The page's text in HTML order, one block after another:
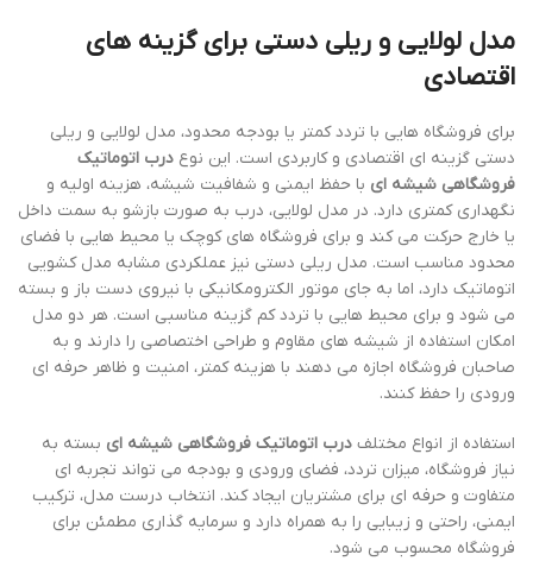
مدل لولایی و ریلی دستی برای گزینه های
اقتصادی
برای فروشگاه هایی با تردد کمتر یا بودجه محدود، مدل لولایی و ریلی
دستی گزینه ای اقتصادی و کاربردی است. این نوع درب اتوماتیک
فروشگاهی شیشه ای با حفظ ایمنی و شفافیت شیشه، هزینه اولیه و
نگهداری کمتری دارد. در مدل لولایی، درب به صورت بازشو به سمت داخل
یا خارج حرکت می کند و برای فروشگاه های کوچک یا محیط هایی با فضای
محدود مناسب است. مدل ریلی دستی نیز عملکردی مشابه مدل کشویی
اتوماتیک دارد، اما به جای موتور الکترومکانیکی با نیروی دست باز و بسته
می شود و برای محیط هایی با تردد کم گزینه مناسبی است. هر دو مدل
امکان استفاده از شیشه های مقاوم و طراحی اختصاصی را دارند و به
صاحبان فروشگاه اجازه می دهند با هزینه کمتر، امنیت و ظاهر حرفه ای
ورودی را حفظ کنند.
استفاده از انواع مختلف درب اتوماتیک فروشگاهی شیشه ای بسته به
نیاز فروشگاه، میزان تردد، فضای ورودی و بودجه می تواند تجربه ای
متفاوت و حرفه ای برای مشتریان ایجاد کند. انتخاب درست مدل، ترکیب
ایمنی، راحتی و زیبایی را به همراه دارد و سرمایه گذاری مطمئن برای
فروشگاه محسوب می شود.